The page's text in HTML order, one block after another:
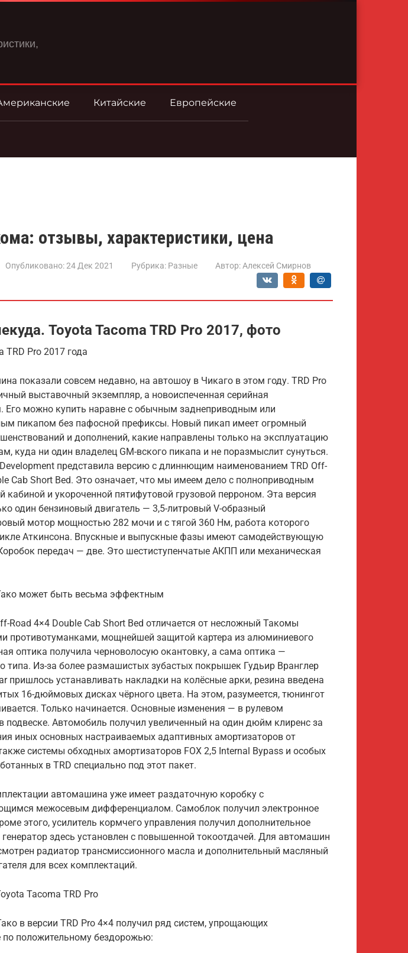
Китайские Европейские
отзывы, характеристики, цена
Опубликовано:24 Дек 2021 Рубрика: Разные Автор: Алексей Смирнов
Toyota Tacoma TRD Pro 2017, фото
TRD Pro 2017 года
показали совсем недавно, на автошоу в Чикаго в этом году. TRD Pro
выставочный экземпляр, а новоиспеченная серийная
Его можно купить наравне с обычным заднеприводным или
пикапом без пафосной префиксы. Новый пикап имеет огромный
и дополнений, какие направлены только на эксплуатацию
куда ни один владелец GM-вского пикапа и не поразмыслит сунуться.
представила версию с длиннющим наименованием TRD Off-
Cab Shоrt Bed. Это означает, что мы имеем дело с полноприводным
кабиной и укороченной пятифутовой грузовой перроном. Эта версия
один бензиновый двигатель — 3,5-литровый V-образный
мотор мощностью 282 мочи и с тягой 360 Нм, работа которого
Аткинсона. Впускные и выпускные фазы имеют самодействующую
передач — две. Это шестиступенчатые АКПП или механическая
может быть весьма эффектным
Road 4×4 Dоuble Cab Shоrt Bed отличается от несложный Такомы
противотуманками, мощнейшей защитой картера из алюминиевого
оптика получила черноволосую окантовку, а сама оптика —
типа. Из-за более размашистых зубастых покрышек Гудьир Вранглер
пришлось устанавливать накладки на колёсные арки, резина введена
16-дюймовых дисках чёрного цвета. На этом, разумеется, тюнингот
Только начинается. Основные изменения — в рулевом
подвеске. Автомобиль получил увеличенный на один дюйм клиренс за
иных основных настраиваемых адаптивных амортизаторов от
системы обходных амортизаторов FOX 2,5 Internal Bypass и особых
в TRD специально под этот пакет.
автомашина уже имеет раздаточную коробку с
межосевым дифференциалом. Самоблок получил электронное
этого, усилитель кормчего управления получил дополнительное
здесь установлен с повышенной токоотдачей. Для автомашин
радиатор трансмиссионного масла и дополнительный масляный
для всех комплектаций.
Tacoma TRD Pro
в версии TRD Prо 4×4 получил ряд систем, упрощающих
по положительному бездорожью: